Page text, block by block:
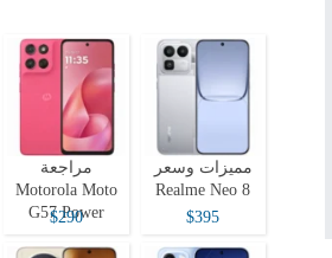
مميزات وسعر
Realme Neo 8
$395
مراجعة
Motorola Moto
G57 Power
$290